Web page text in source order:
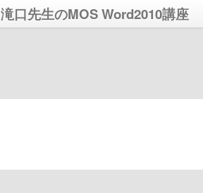
滝口先生のMOS Word2010講座